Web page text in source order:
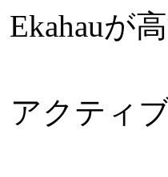
Ekahauが
アクティ